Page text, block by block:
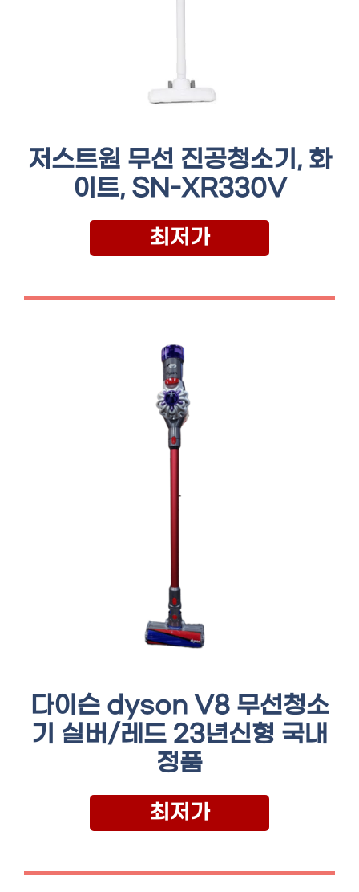
저스트원 무선 진공청소기, 화
이트, SN-XR330V
최저가
다이슨 dyson V8 무선청소
기 실버/레드 23년신형 국내
정품
최저가